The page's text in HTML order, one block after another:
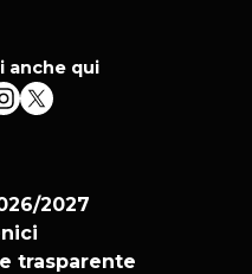
anche qui
2027
trasparente